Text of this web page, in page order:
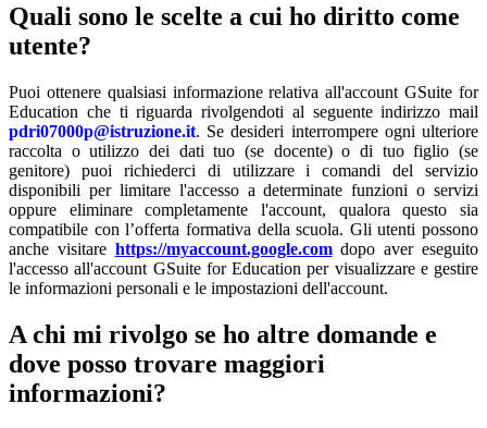
Quali sono le scelte a cui ho diritto come
utente?
Puoi ottenere qualsiasi informazione relativa all'account GSuite for
Education che ti riguarda rivolgendoti al seguente indirizzo mail
pdri07000p@istruzione.it. Se desideri interrompere ogni ulteriore
raccolta o utilizzo dei dati tuo (se docente) o di tuo figlio (se
genitore) puoi richiederci di utilizzare i comandi del servizio
disponibili per limitare l'accesso a determinate funzioni o servizi
oppure eliminare completamente l'account, qualora questo sia
compatibile con l’offerta formativa della scuola. Gli utenti possono
anche visitare https://myaccount.google.comdopo aver eseguito
l'accesso all'account GSuite for Education per visualizzare e gestire
le informazioni personali e le impostazioni dell'account.
A chi mi rivolgo se ho altre domande e
dove posso trovare maggiori
informazioni?